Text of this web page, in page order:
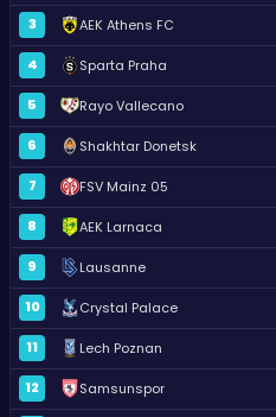
3 AEK Athens FC
4 Sparta Praha
5 Rayo Vallecano
6 Shakhtar Donetsk
7 FSV Mainz 05
8 AEK Larnaca
9 Lausanne
10 Crystal Palace
11 Lech Poznan
12 Samsunspor